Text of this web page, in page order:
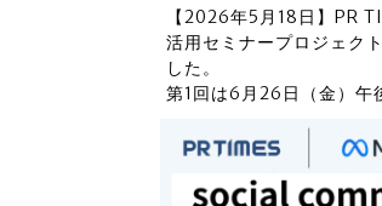
【2026年5月18日】PR
活用セミナープロジェ
した。
第1回は6月26日（金）午